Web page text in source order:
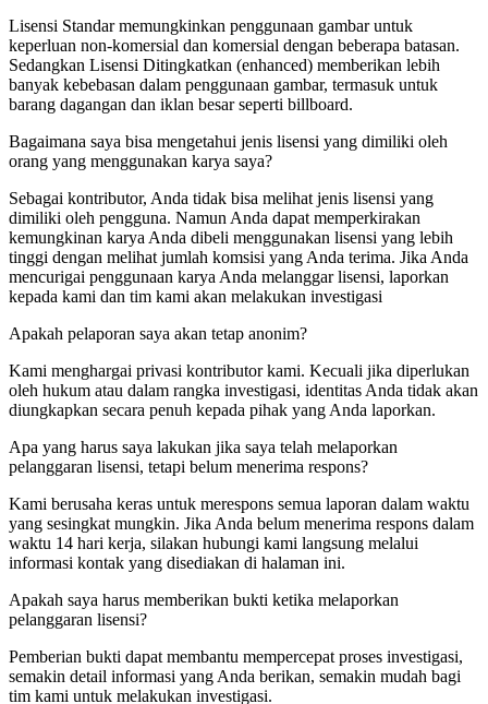
Lisensi Standar memungkinkan penggunaan gambar untuk
keperluan non-komersial dan komersial dengan beberapa batasan.
Sedangkan Lisensi Ditingkatkan (enhanced) memberikan lebih
banyak kebebasan dalam penggunaan gambar, termasuk untuk
barang dagangan dan iklan besar seperti billboard.
Bagaimana saya bisa mengetahui jenis lisensi yang dimiliki oleh
orang yang menggunakan karya saya?
Sebagai kontributor, Anda tidak bisa melihat jenis lisensi yang
dimiliki oleh pengguna. Namun Anda dapat memperkirakan
kemungkinan karya Anda dibeli menggunakan lisensi yang lebih
tinggi dengan melihat jumlah komsisi yang Anda terima. Jika Anda
mencurigai penggunaan karya Anda melanggar lisensi, laporkan
kepada kami dan tim kami akan melakukan investigasi
Apakah pelaporan saya akan tetap anonim?
Kami menghargai privasi kontributor kami. Kecuali jika diperlukan
oleh hukum atau dalam rangka investigasi, identitas Anda tidak akan
diungkapkan secara penuh kepada pihak yang Anda laporkan.
Apa yang harus saya lakukan jika saya telah melaporkan
pelanggaran lisensi, tetapi belum menerima respons?
Kami berusaha keras untuk merespons semua laporan dalam waktu
yang sesingkat mungkin. Jika Anda belum menerima respons dalam
waktu 14 hari kerja, silakan hubungi kami langsung melalui
informasi kontak yang disediakan di halaman ini.
Apakah saya harus memberikan bukti ketika melaporkan
pelanggaran lisensi?
Pemberian bukti dapat membantu mempercepat proses investigasi,
semakin detail informasi yang Anda berikan, semakin mudah bagi
tim kami untuk melakukan investigasi.